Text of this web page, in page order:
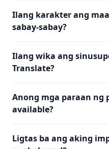
Ilang karakter ang
sabay-sabay?
Ilang wika ang
Translate?
Anong mga paraan ng
available?
Ligtas ba ang aking